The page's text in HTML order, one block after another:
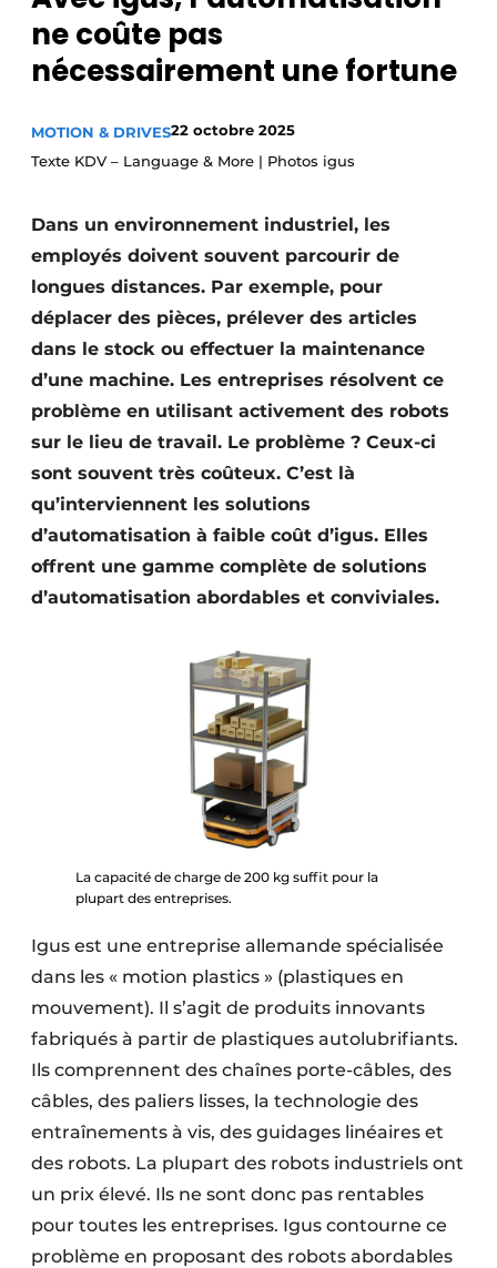
Podcasts
Privacy / Cookie statement
S’inscrire
Termes et conditions
ne coûte pas
nécessairement une fortune
MOTION & DRIVES22 octobre 2025
Texte KDV – Language & More | Photos igus
Dans un environnement industriel, les
employés doivent souvent parcourir de
longues distances. Par exemple, pour
déplacer des pièces, prélever des articles
dans le stock ou effectuer la maintenance
d’une machine. Les entreprises résolvent ce
problème en utilisant activement des robots
sur le lieu de travail. Le problème ? Ceux-ci
sont souvent très coûteux. C’est là
qu’interviennent les solutions
d’automatisation à faible coût d’igus. Elles
offrent une gamme complète de solutions
d’automatisation abordables et conviviales.
La capacité de charge de 200 kg suffit pour la
plupart des entreprises.
Igus est une entreprise allemande spécialisée
dans les « motion plastics » (plastiques en
mouvement). Il s’agit de produits innovants
fabriqués à partir de plastiques autolubrifiants.
Ils comprennent des chaînes porte-câbles, des
câbles, des paliers lisses, la technologie des
entraînements à vis, des guidages linéaires et
des robots. La plupart des robots industriels ont
un prix élevé. Ils ne sont donc pas rentables
pour toutes les entreprises. Igus contourne ce
problème en proposant des robots abordables